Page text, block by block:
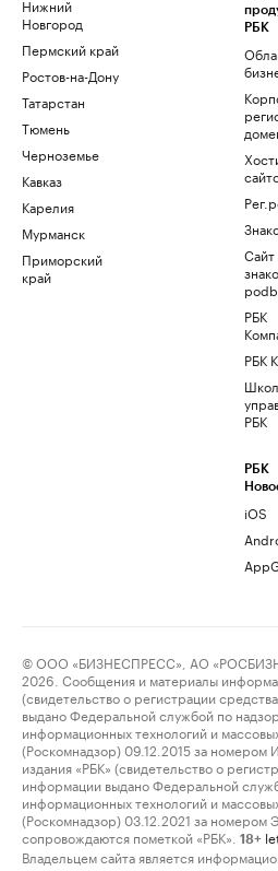
Нижний
Новгород
Пермский край
Ростов-на-Дону
Татарстан
Тюмень
Черноземье
Кавказ
Карелия
Мурманск
Приморский
край
РБК
Сайт
РБК
РБК
РБК
РБК
iOS
© ООО «БИЗНЕСПРЕСС», АО
2026. Сообщения и материалы
(свидетельство о регистрации
выдано Федеральной службой по
информационных технологий и
(Роскомнадзор) 09.12.2015 за
издания «РБК» (свидетельство о
информации выдано Федеральной
информационных технологий и
(Роскомнадзор) 03.12.2021 за
сопровождаются пометкой «РБК».
18+
Владельцем сайта является